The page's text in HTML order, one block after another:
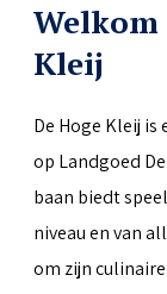
Welkom
Kleij
De Hoge Kleij is
op Landgoed
baan biedt
niveau en van
om zijn